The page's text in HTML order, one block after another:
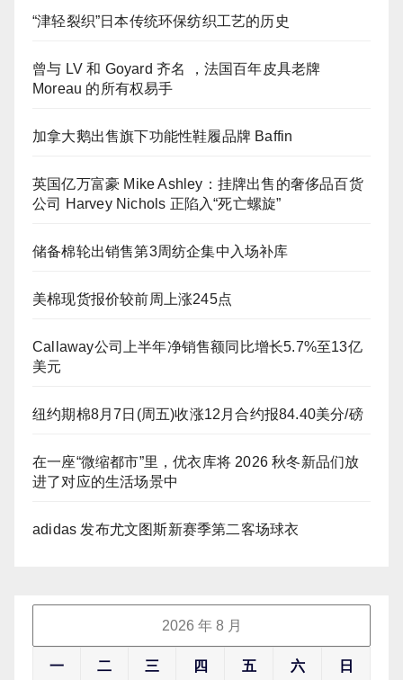
“津轻裂织”日本传统环保纺织工艺的历史
曾与 LV 和 Goyard 齐名 ，法国百年皮具老牌
Moreau 的所有权易手
加拿大鹅出售旗下功能性鞋履品牌 Baffin
英国亿万富豪 Mike Ashley：挂牌出售的奢侈品百货
公司 Harvey Nichols 正陷入“死亡螺旋”
储备棉轮出销售第3周纺企集中入场补库
美棉现货报价较前周上涨245点
Callaway公司上半年净销售额同比增长5.7%至13亿
美元
纽约期棉8月7日(周五)收涨12月合约报84.40美分/磅
在一座“微缩都市”里，优衣库将 2026 秋冬新品们放
进了对应的生活场景中
adidas 发布尤文图斯新赛季第二客场球衣
2026 年 8 月
一 二 三 四 五 六 日